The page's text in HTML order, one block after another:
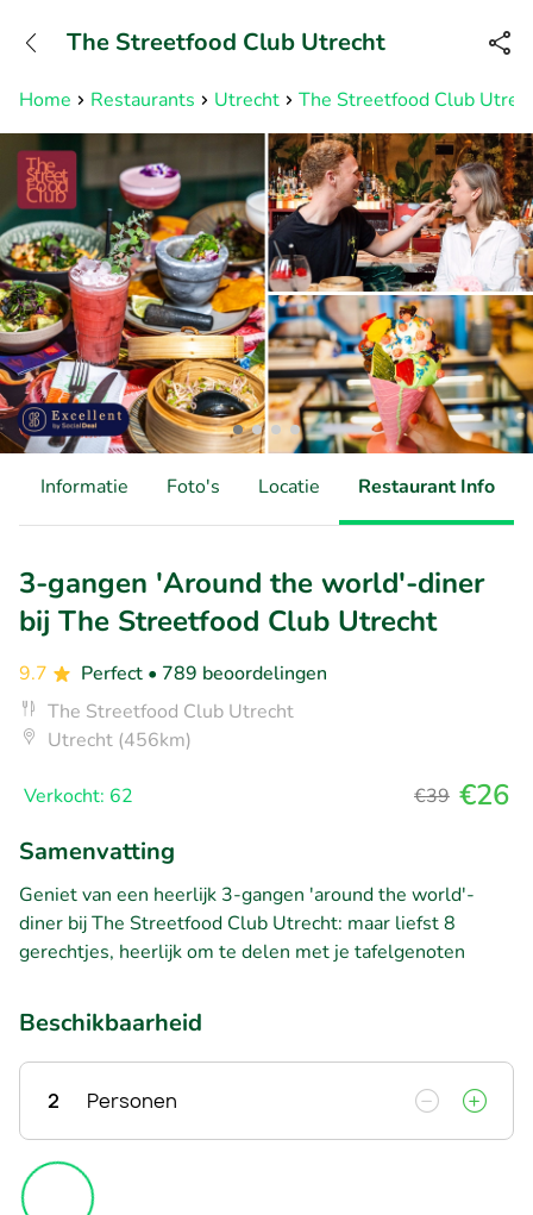
Bereikbaar tot 23:00 uur
Home Restaurants Utrecht The Streetfood Club
The Streetfood Club Utrecht
Informatie Foto's Locatie Restaurant Info
3-gangen 'Around the world'-diner
bij The Streetfood Club Utrecht
9.7 Perfect • 789 beoordelingen
The Streetfood Club Utrecht
Utrecht (456km)
Verkocht: 62 €39 €26
Samenvatting
Geniet van een heerlijk 3-gangen 'around the world'-
diner bij The Streetfood Club Utrecht: maar liefst 8
gerechtjes, heerlijk om te delen met je tafelgenoten
Beschikbaarheid
2 Personen